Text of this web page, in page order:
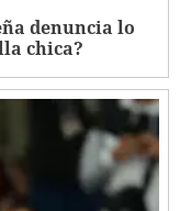
denuncia lo
chica?